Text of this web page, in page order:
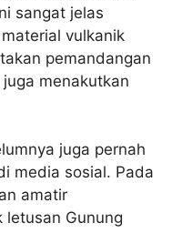
sangat jelas
vulkanik
pemandangan
menakutkan
juga pernah
media sosial. Pada
amatir
Gunung